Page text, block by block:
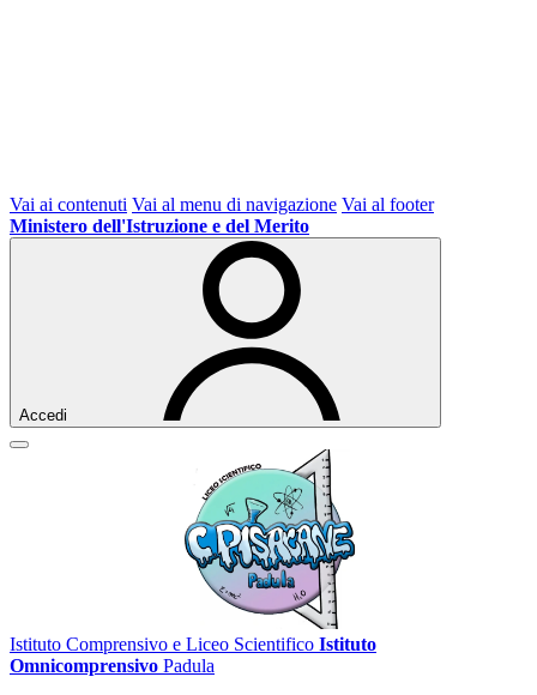
Vai ai contenuti Vai al menu di navigazione Vai al footer
Ministero dell'Istruzione e del Merito
Accedi
Istituto Comprensivo e Liceo Scientifico Istituto
Omnicomprensivo Padula